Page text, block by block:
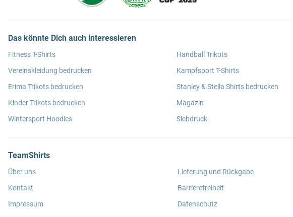
Das könnte Dich auch interessieren
Fitness T-Shirts
Vereinskleidung bedrucken
Erima Trikots bedrucken
Kinder Trikots bedrucken
Wintersport Hoodies
Handball Trikots
Kampfsport T-Shirts
Stanley & Stella Shirts bedrucken
Magazin
Siebdruck
TeamShirts
Über uns
Kontakt
Impressum
Lieferung und Rückgabe
Barrierefreiheit
Datenschutz